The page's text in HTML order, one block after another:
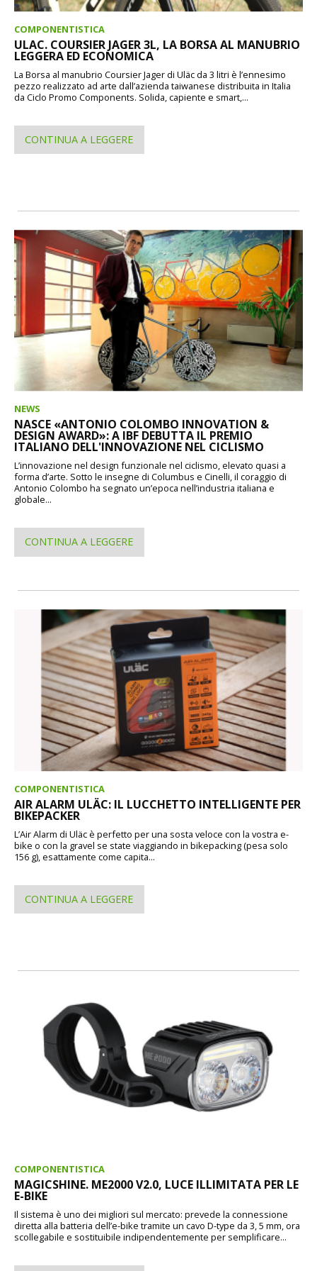
COMPONENTISTICA
ULAC. COURSIER JAGER 3L, LA BORSA AL MANUBRIO
LEGGERA ED ECONOMICA
La Borsa al manubrio Coursier Jager di Uläc da 3 litri è l’ennesimo
pezzo realizzato ad arte dall’azienda taiwanese distribuita in Italia
da Ciclo Promo Components. Solida, capiente e smart,...
CONTINUA A LEGGERE
NEWS
NASCE «ANTONIO COLOMBO INNOVATION &
DESIGN AWARD»: A IBF DEBUTTA IL PREMIO
ITALIANO DELL'INNOVAZIONE NEL CICLISMO
L’innovazione nel design funzionale nel ciclismo, elevato quasi a
forma d’arte. Sotto le insegne di Columbus e Cinelli, il coraggio di
Antonio Colombo ha segnato un’epoca nell’industria italiana e
globale...
CONTINUA A LEGGERE
COMPONENTISTICA
AIR ALARM ULÄC: IL LUCCHETTO INTELLIGENTE PER
BIKEPACKER
L’Air Alarm di Uläc è perfetto per una sosta veloce con la vostra e-
bike o con la gravel se state viaggiando in bikepacking (pesa solo
156 g), esattamente come capita...
CONTINUA A LEGGERE
COMPONENTISTICA
MAGICSHINE. ME2000 V2.0, LUCE ILLIMITATA PER LE
E-BIKE
Il sistema è uno dei migliori sul mercato: prevede la connessione
diretta alla batteria dell’e-bike tramite un cavo D-type da 3, 5 mm, ora
scollegabile e sostituibile indipendentemente per semplificare...